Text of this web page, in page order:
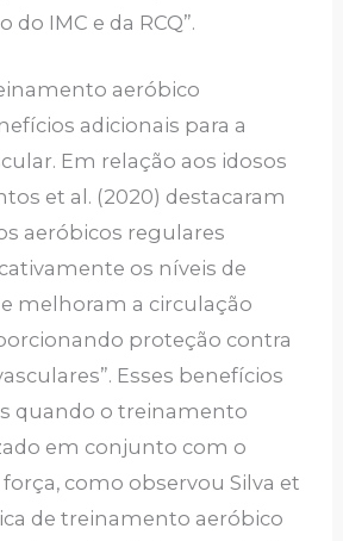
IMC e da RCQ”.
aeróbico
adicionais para a
Em relação aos idosos
et al. (2020) destacaram
aeróbicos regulares
os níveis de
melhoram a circulação
proteção contra
Esses benefícios
quando o treinamento
em conjunto com o
como observou Silva et
de treinamento aeróbico